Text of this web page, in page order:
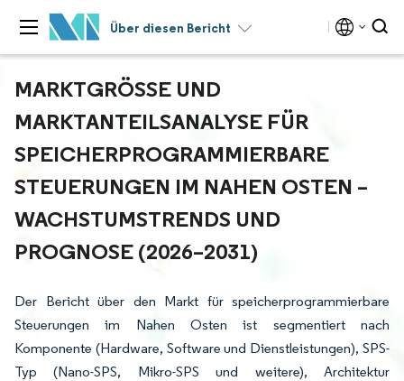
Über diesen Bericht
MARKTGRÖSSE UND M
ARKTANTEILSANALYSE FÜR S
PEICHERPROGRAMMIERBARE S
TEUERUNGEN IM NAHEN OSTEN – W
ACHSTUMSTRENDS UND P
ROGNOSE (2026–2031)
Der Bericht über den Markt für speicherprogrammierbare
Steuerungen im Nahen Osten ist segmentiert nach
Komponente (Hardware, Software und Dienstleistungen), SPS-
Typ (Nano-SPS, Mikro-SPS und weitere), Architektur